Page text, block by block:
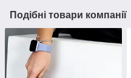
Подібні товари компанії